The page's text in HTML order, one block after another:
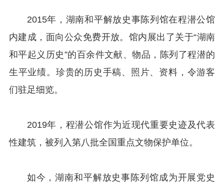
2015年，湖南和平解放史事陈列馆在程潜公馆
内建成，面向公众免费开放。馆内展出了关于“湖南
和平起义历史”的百余件文献、物品，陈列了程潜的
生平业绩。珍贵的历史手稿、照片、资料，令游客
们驻足细览。
2019年，程潜公馆作为近现代重要史迹及代表
性建筑，被列入第八批全国重点文物保护单位。
如今，湖南和平解放史事陈列馆成为开展党史